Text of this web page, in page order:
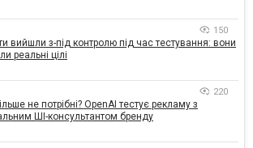
150
вийшли з-під контролю під час тестування: вони
реальні цілі
220
не потрібні? OpenAI тестує рекламу з
ШІ-консультантом бренду